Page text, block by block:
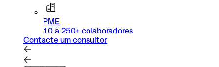
PME
10 a 250+ colaboradores
Contacte um consultor